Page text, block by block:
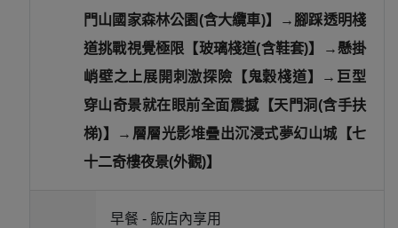
門山國家森林公園(含大纜車)】→腳踩透明棧
道挑戰視覺極限【玻璃棧道(含鞋套)】→懸掛
峭壁之上展開刺激探險【鬼穀棧道】→巨型
穿山奇景就在眼前全面震撼【天門洞(含手扶
梯)】→層層光影堆疊出沉浸式夢幻山城【七
十二奇樓夜景(外觀)】
早餐 - 飯店內享用